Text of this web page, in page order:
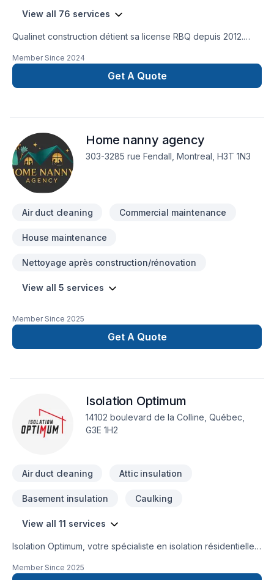
View all 76 services
Qualinet construction détient sa license RBQ depuis 2012.
sommes aussi entrepreneur général pour tous les projets de
rénovations résidentiels et commerciales.Avec l'aide de nos
menuisiers et sous-traitants spécialisés, nous sommes en
Member Since 2024
Get A Quote
Home nanny agency
303-3285 rue Fendall, Montreal, H3T 1N3
Air duct cleaning Commercial maintenance
House maintenance
Nettoyage après construction/rénovation
View all 5 services
Member Since 2025
Get A Quote
Isolation Optimum
14102 boulevard de la Colline, Québec,
G3E 1H2
Air duct cleaning Attic insulation
Basement insulation Caulking
View all 11 services
Isolation Optimum, votre spécialiste en isolation résidentielle,
et l’efficacité énergétique de votre propriété.Nos services :✔️
Member Since 2025